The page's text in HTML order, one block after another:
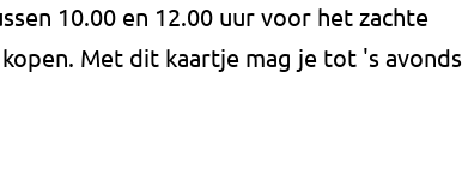
10.00 en 12.00 uur voor het zachte
Met dit kaartje mag je tot 's avonds